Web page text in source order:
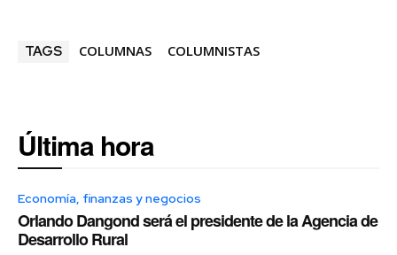
TAGS COLUMNAS COLUMNISTAS
Última hora
Economía, finanzas y negocios
Orlando Dangond será el presidente de la Agencia de
Desarrollo Rural